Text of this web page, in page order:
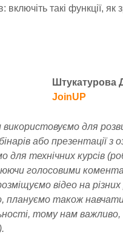
включіть такі функції,
Штукатурова
JoinUP
використовуємо для
або презентації з
для технічних курсів
голосовими
відео на
також навчати
тому нам